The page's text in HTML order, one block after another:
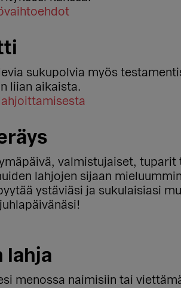
sukupolvia myös
liian aikaista.
valmistujaiset, tuparit
lahjojen sijaan
ystäviäsi ja sukulaisiasi
lahja
menossa naimisiin tai